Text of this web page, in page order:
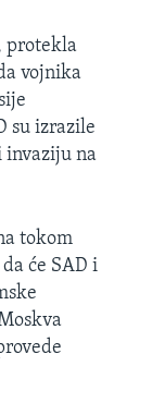
protekla
vojnika
su izrazile
invaziju na
tokom
će SAD i